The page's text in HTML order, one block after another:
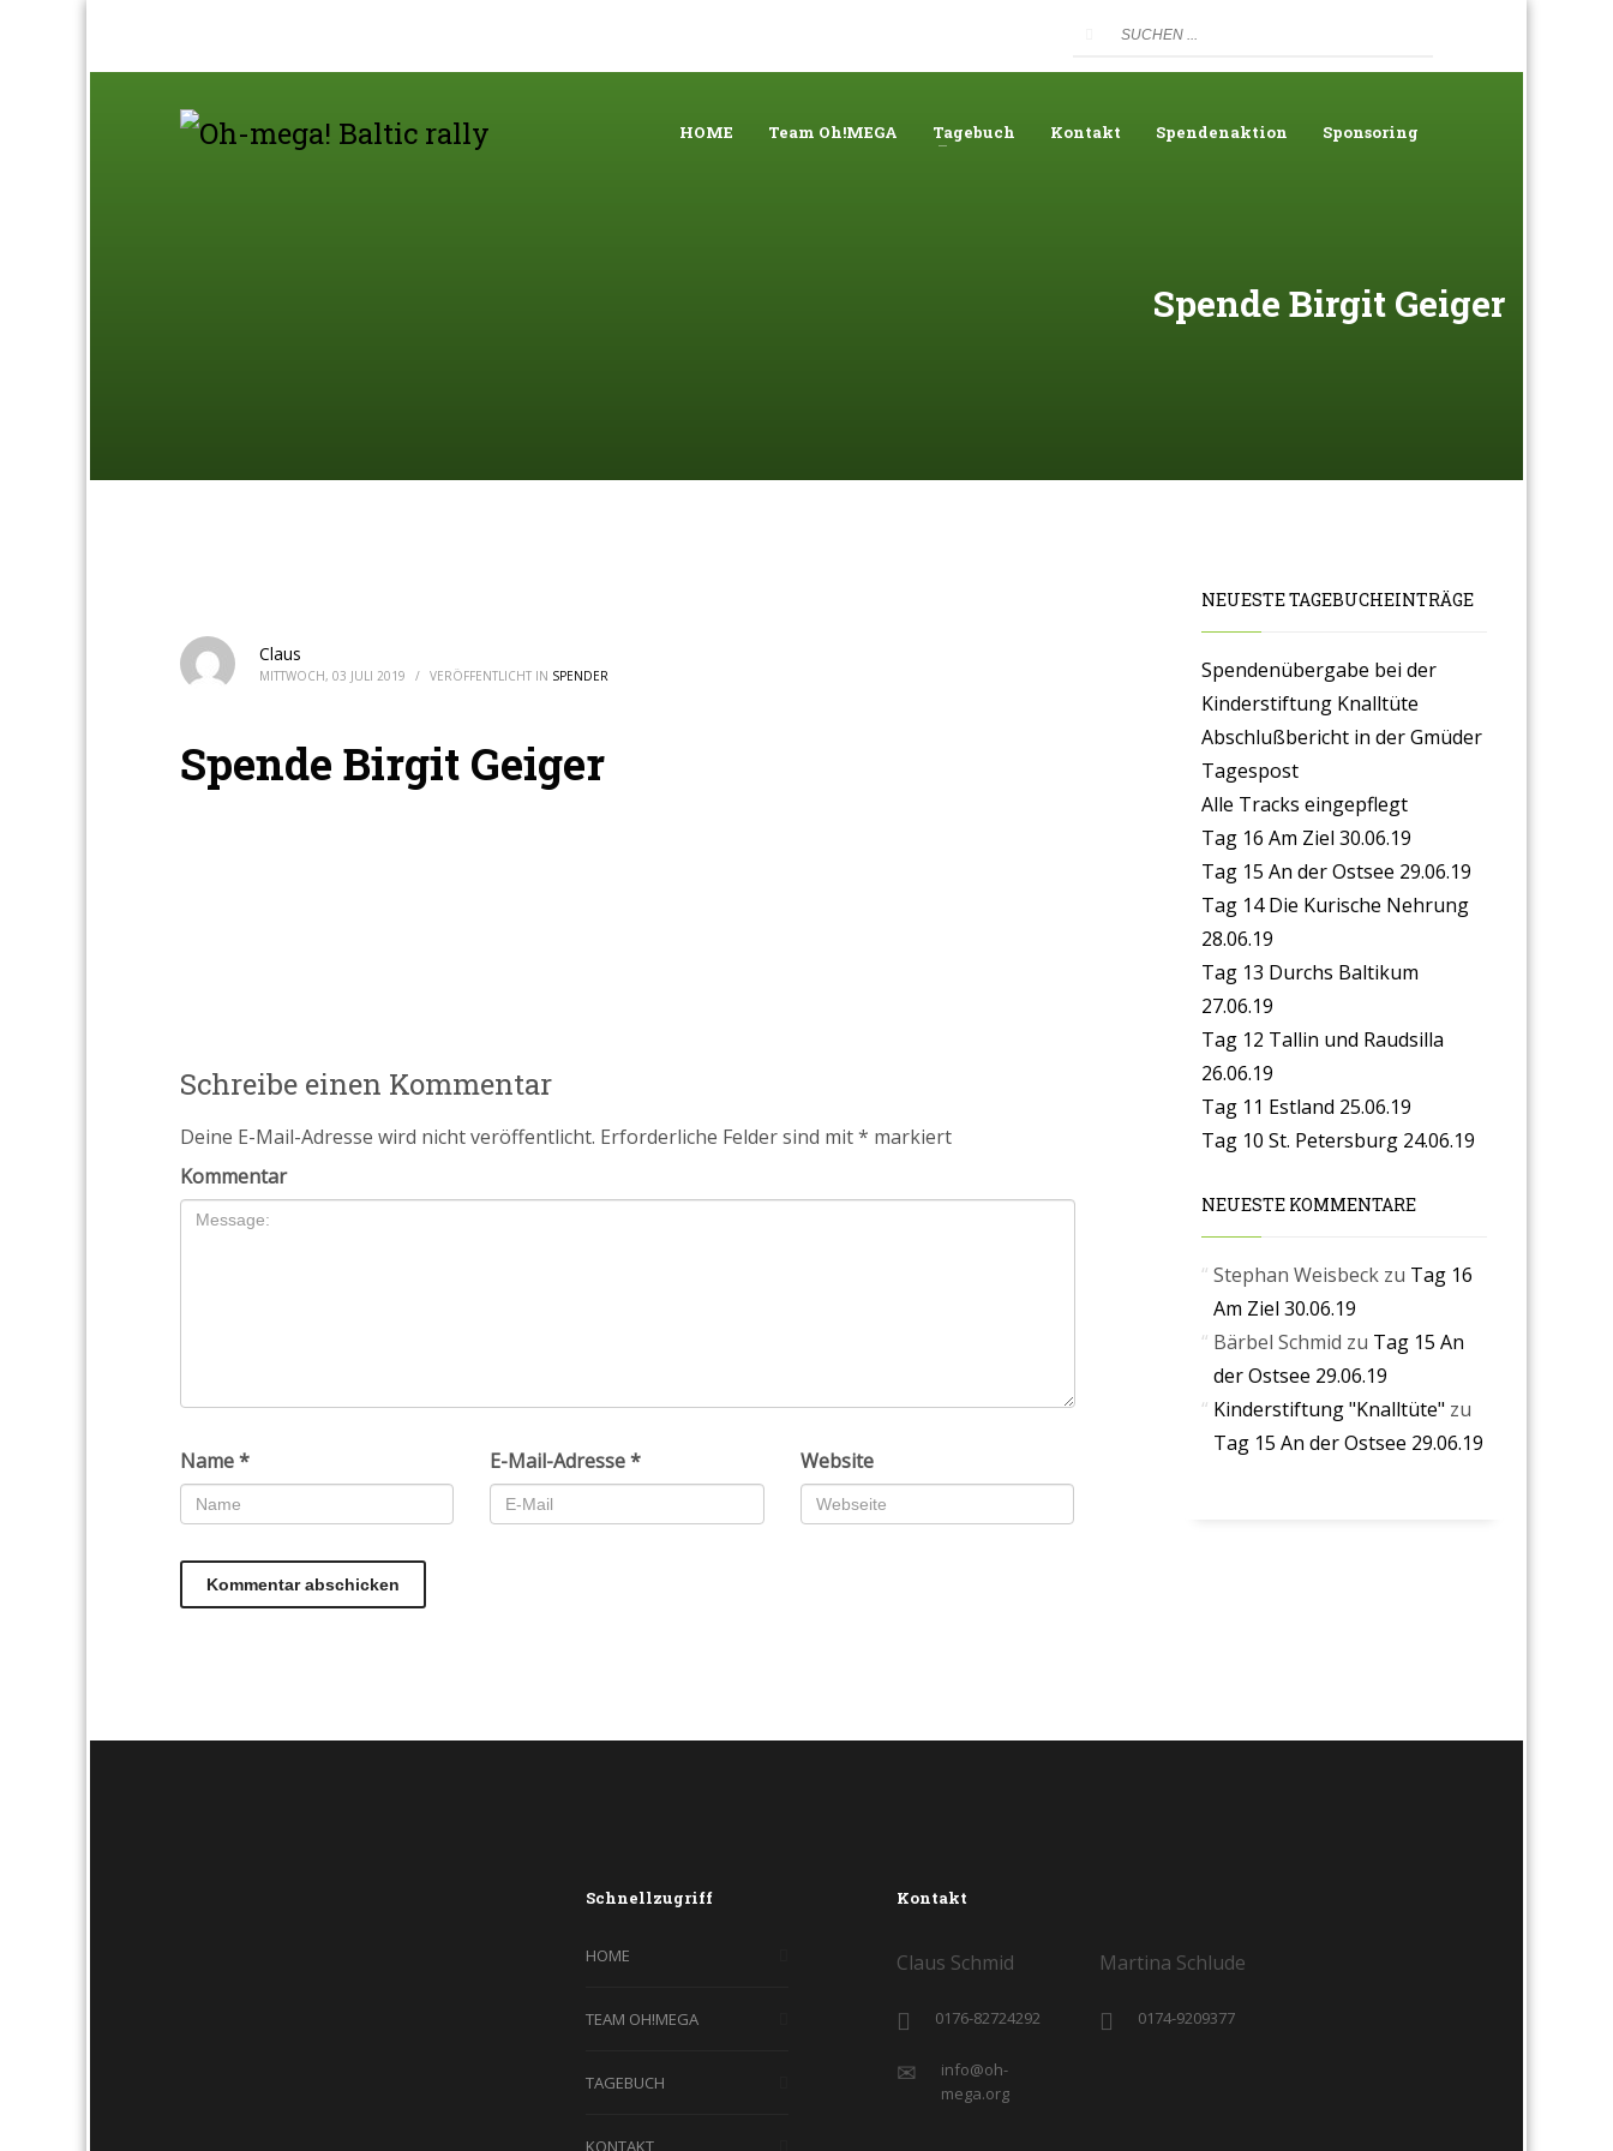
HOME Team Oh!MEGA Tagebuch Kontakt Spendenaktion Sponsoring
Spende Birgit Geiger
Claus
MITTWOCH, 03 JULI 2019 / VERÖFFENTLICHT IN SPENDER
Spende Birgit Geiger
Schreibe einen Kommentar
Deine E-Mail-Adresse wird nicht veröffentlicht. Erforderliche Felder sind mit* markiert
Kommentar
Name* E-Mail-Adresse* Website
NEUESTE TAGEBUCHEINTRÄGE
Spendenübergabe bei der
Kinderstiftung Knalltüte
Abschlußbericht in der Gmüder
Tagespost
Alle Tracks eingepflegt
Tag 16 Am Ziel 30.06.19
Tag 15 An der Ostsee 29.06.19
Tag 14 Die Kurische Nehrung
28.06.19
Tag 13 Durchs Baltikum
27.06.19
Tag 12 Tallin und Raudsilla
26.06.19
Tag 11 Estland 25.06.19
Tag 10 St. Petersburg 24.06.19
NEUESTE KOMMENTARE
Stephan Weisbeckzu Tag 16
Am Ziel 30.06.19
Bärbel Schmid zu Tag 15 An
der Ostsee 29.06.19
Kinderstiftung "Knalltüte" zu
Tag 15 An der Ostsee 29.06.19
Schnellzugriff
HOME
TEAM OH!MEGA
TAGEBUCH
KONTAKT
Kontakt
Claus Schmid
0176-82724292
info@oh-
mega.org
Martina Schlude
0174-9209377